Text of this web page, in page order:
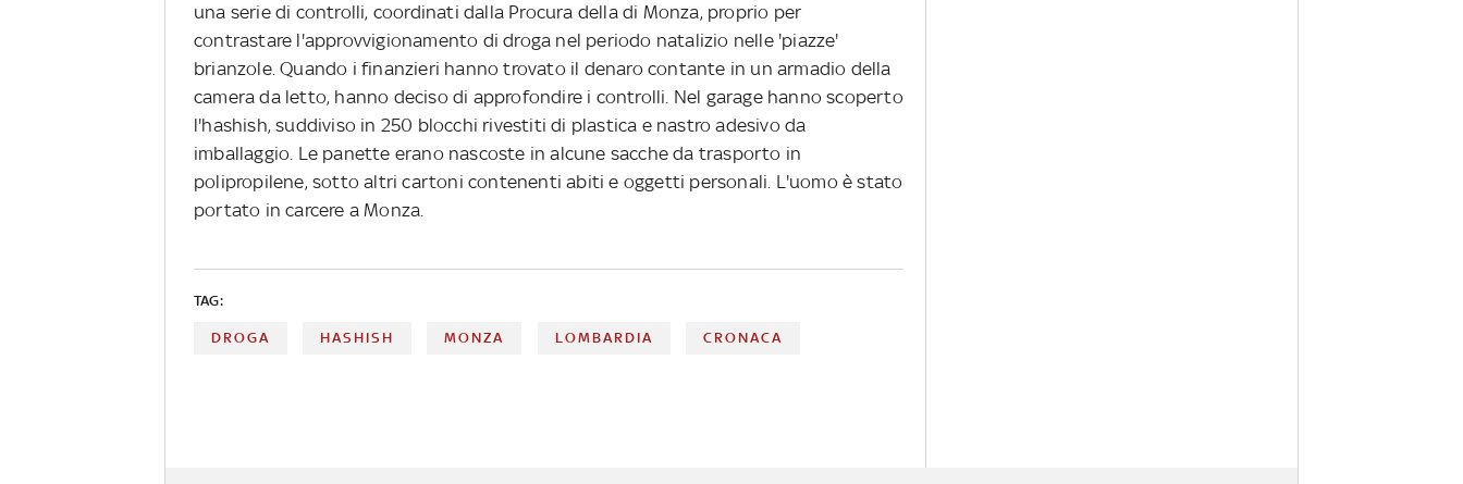
una serie di controlli, coordinati dalla Procura della di Monza, proprio per
contrastare l'approvvigionamento di droga nel periodo natalizio nelle 'piazze'
brianzole. Quando i finanzieri hanno trovato il denaro contante in un armadio della
camera da letto, hanno deciso di approfondire i controlli. Nel garage hanno scoperto
l'hashish, suddiviso in 250 blocchi rivestiti di plastica e nastro adesivo da
imballaggio. Le panette erano nascoste in alcune sacche da trasporto in
polipropilene, sotto altri cartoni contenenti abiti e oggetti personali. L'uomo è stato
portato in carcere a Monza.
TAG:
DROGA HASHISH MONZA LOMBARDIA CRONACA